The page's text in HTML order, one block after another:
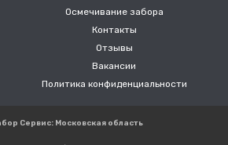
Осмечивание забора
Контакты
Отзывы
Вакансии
Политика конфиденциальности
Сервис: Московская область